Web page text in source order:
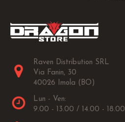
Raven Distribution SRL
Via Fanin, 30
40026 Imola (BO)
Lun - Ven:
9.00 - 13.00 / 14.00 - 18.00